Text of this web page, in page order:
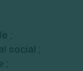
;
social ;
;